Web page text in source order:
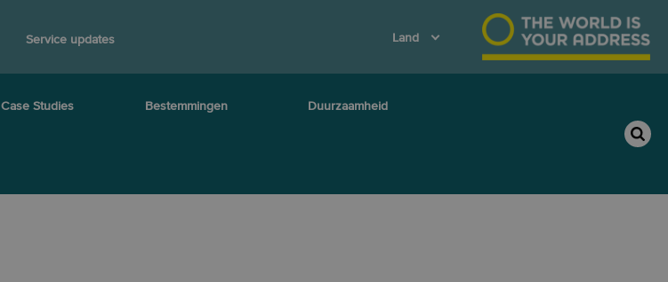
Service updates Land
Case Studies Bestemmingen Duurzaamheid